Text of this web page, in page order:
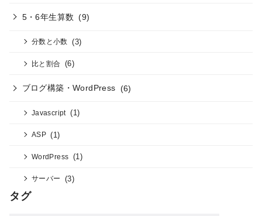
5・6年生算数 (9)
分数と小数 (3)
比と割合 (6)
ブログ構築・WordPress (6)
Javascript (1)
ASP (1)
WordPress (1)
サーバー (3)
タグ